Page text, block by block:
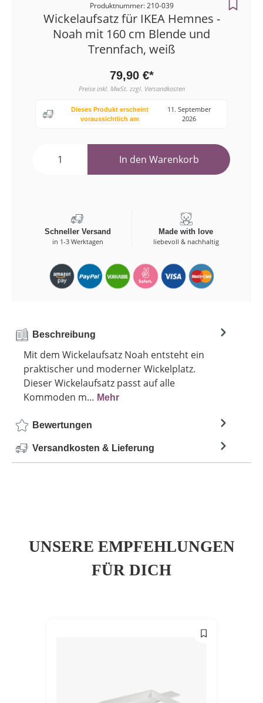
Produktnummer: 210-039
Wickelaufsatz für IKEA Hemnes -
Noah mit 160 cm Blende und
Trennfach, weiß
79,90 €*
Preise inkl. MwSt. zzgl. Versandkosten
Dieses Produkt erscheint
voraussichtlich am
11. September
2026
In den Warenkorb
Schneller Versand
in 1-3 Werktagen
Made with love
liebevoll & nachhaltig
Beschreibung
Mit dem Wickelaufsatz Noah entsteht ein
praktischer und moderner Wickelplatz.
Dieser Wickelaufsatz passt auf alle
Kommoden m… Mehr
Bewertungen
Versandkosten & Lieferung
UNSERE EMPFEHLUNGEN
FÜR DICH